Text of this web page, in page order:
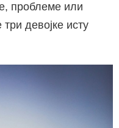
проблеме или
девојке исту